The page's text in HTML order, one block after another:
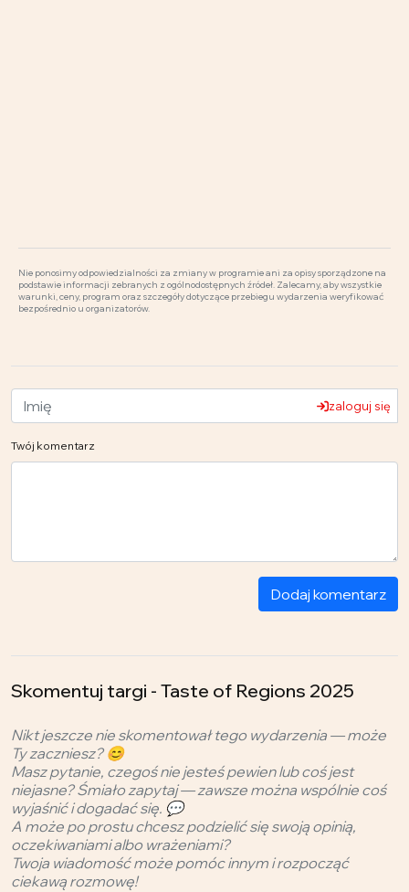
Nie ponosimy odpowiedzialności za zmiany w programie ani za opisy sporządzone na
podstawie informacji zebranych z ogólnodostępnych źródeł. Zalecamy, aby wszystkie
warunki, ceny, program oraz szczegóły dotyczące przebiegu wydarzenia weryfikować
bezpośrednio u organizatorów.
zaloguj się
Twój komentarz
Dodaj komentarz
Skomentuj targi - Taste of Regions 2025
Nikt jeszcze nie skomentował tego wydarzenia — może
Ty zaczniesz? 😊
Masz pytanie, czegoś nie jesteś pewien lub coś jest
niejasne? Śmiało zapytaj — zawsze można wspólnie coś
wyjaśnić i dogadać się. 💬
A może po prostu chcesz podzielić się swoją opinią,
oczekiwaniami albo wrażeniami?
Twoja wiadomość może pomóc innym i rozpocząć
ciekawą rozmowę!